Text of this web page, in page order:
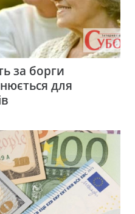
за борги
для